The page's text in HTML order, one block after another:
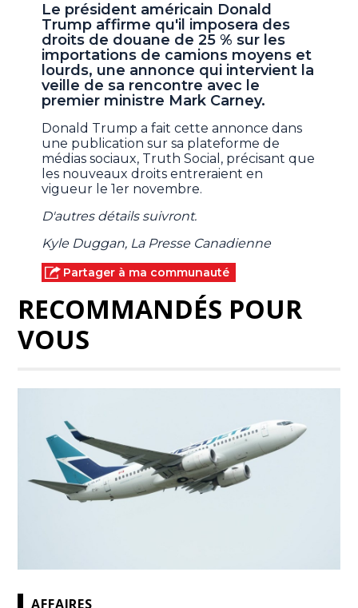
Le président américain Donald
Trump affirme qu'il imposera des
droits de douane de 25 % sur les
importations de camions moyens et
lourds, une annonce qui intervient la
veille de sa rencontre avec le
premier ministre Mark Carney.
Donald Trump a fait cette annonce dans
une publication sur sa plateforme de
médias sociaux, Truth Social, précisant que
les nouveaux droits entreraient en
vigueur le 1er novembre.
D'autres détails suivront.
Kyle Duggan, La Presse Canadienne
Partager à ma communauté
RECOMMANDÉS POUR
VOUS
AFFAIRES